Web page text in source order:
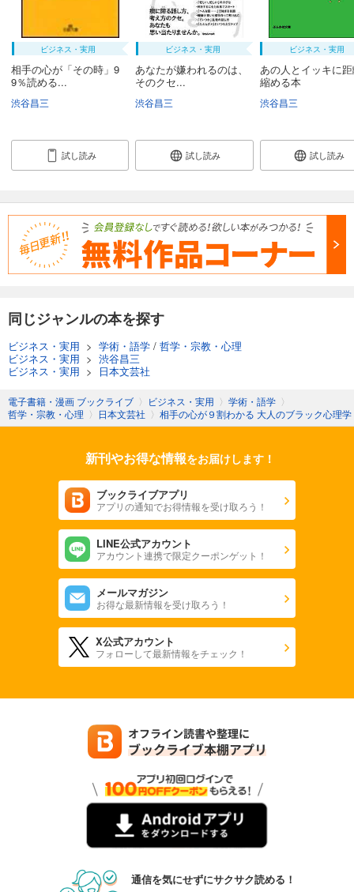
ビジネス・実用
相手の心が「その時」9
9％読める...
渋谷昌三
試し読み
ビジネス・実用
あなたが嫌われるのは、
そのクセ...
渋谷昌三
試し読み
ビジネス・実用
あの人とイッキに
縮める本
渋谷昌三
試し読み
同じジャンルの本を探す
ビジネス・実用 > 学術・語学 / 哲学・宗教・心理
ビジネス・実用 > 渋谷昌三
ビジネス・実用 > 日本文芸社
電子書籍・漫画 ブックライブ 〉 ビジネス・実用 〉 学術・語学 〉
哲学・宗教・心理 〉 日本文芸社 〉 相手の心が９割わかる 大人のブラック心理学
新刊やお得な情報をお届けします！
ブックライブアプリ
アプリの通知でお得情報を受け取ろう！
LINE公式アカウント
アカウント連携で限定クーポンゲット！
メールマガジン
お得な最新情報を受け取ろう！
X公式アカウント
フォローして最新情報をチェック！
通信を気にせずにサクサク読める！